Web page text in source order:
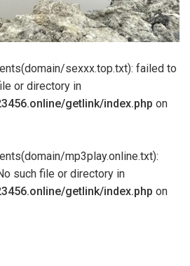
sexxx.top.txt): failed to
or directory in
getlink/index.php on
mp3play.online.txt):
such file or directory in
getlink/index.php on